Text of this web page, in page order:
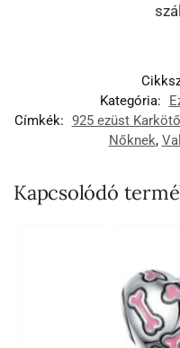
Kategória:
Címkék: 925 ezüst
Nőknek,
Kapcsolódó